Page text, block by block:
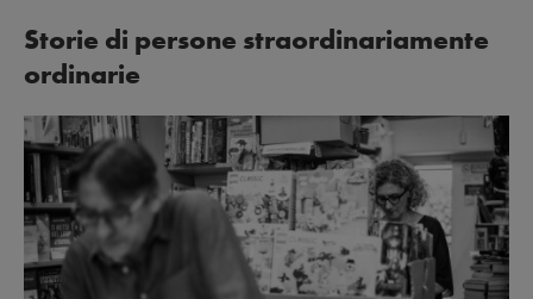
Storie di persone straordinariamente
ordinarie